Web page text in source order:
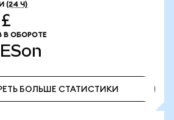
(24 Ч)
В ОБОРОТЕ
БОЛЬШЕ СТАТИСТИКИ